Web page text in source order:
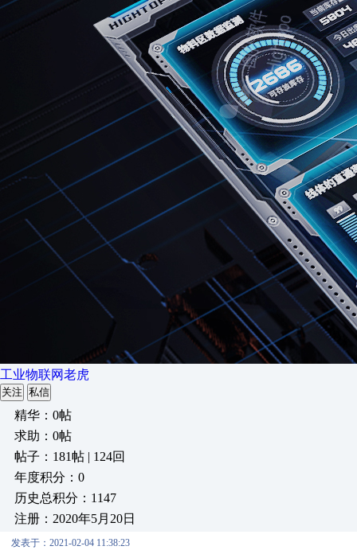
工业物联网老虎
关注 私信
精华：0帖
求助：0帖
帖子：181帖 | 124回
年度积分：0
历史总积分：1147
注册：2020年5月20日
发表于：2021-02-04 11:38:23